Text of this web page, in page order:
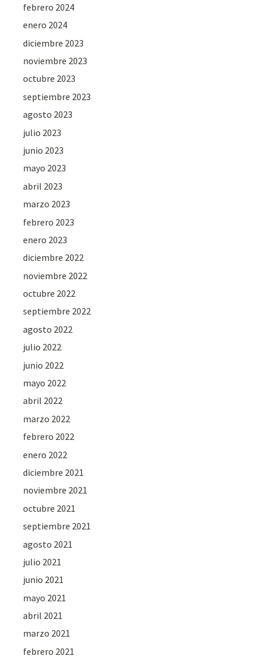
febrero 2024
enero 2024
diciembre 2023
noviembre 2023
octubre 2023
septiembre 2023
agosto 2023
julio 2023
junio 2023
mayo 2023
abril 2023
marzo 2023
febrero 2023
enero 2023
diciembre 2022
noviembre 2022
octubre 2022
septiembre 2022
agosto 2022
julio 2022
junio 2022
mayo 2022
abril 2022
marzo 2022
febrero 2022
enero 2022
diciembre 2021
noviembre 2021
octubre 2021
septiembre 2021
agosto 2021
julio 2021
junio 2021
mayo 2021
abril 2021
marzo 2021
febrero 2021